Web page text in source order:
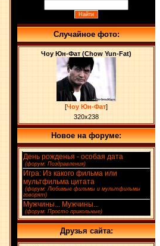
Случайное фото:
Чоу Юн-Фат (Chow Yun-Fat)
[Чоу Юн-Фат]
320x238
Новое на форуме:
День рожденья - особая дата
(форум: Поздравления)
Игра: Из какого фильма или
мультфильма цитата
(форум: Любимые фильмы и мультфильмы
говорят)
Мужчины... Мужчины...
(форум: Просто прикольные)
Друзья сайта: